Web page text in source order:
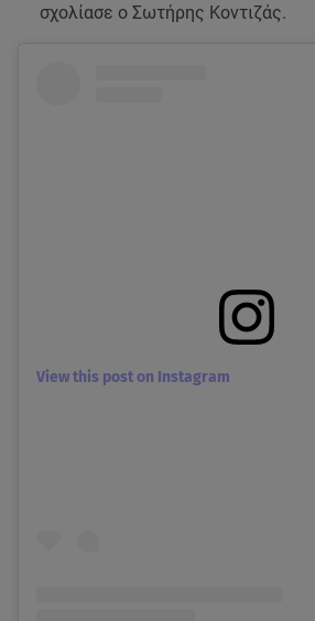
σχολίασε ο Σωτήρης Κοντιζάς.
View this post on Instagram